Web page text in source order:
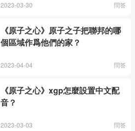
2023-03-30 問答
《原子之心》原子之子把聯邦的哪
個區域作爲他們的家？
2023-04-04 問答
《原子之心》xgp怎麼設置中文配
音？
2023-03-03 問答